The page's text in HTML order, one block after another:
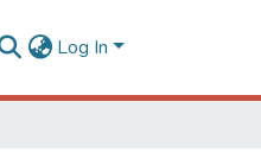
Log In